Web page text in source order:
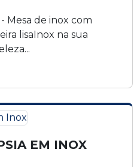
Mesa de inox com
lisaInox na sua
EM INOX